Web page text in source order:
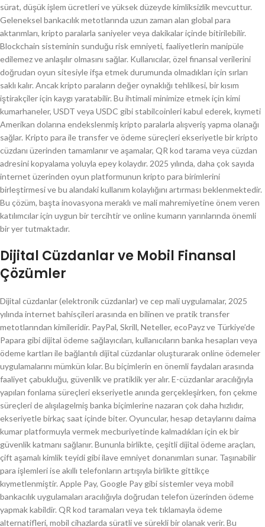
sürat, düşük işlem ücretleri ve yüksek düzeyde kimliksizlik mevcuttur.
Geleneksel bankacılık metotlarında uzun zaman alan global para
aktarımları, kripto paralarla saniyeler veya dakikalar içinde bitirilebilir.
Blockchain sisteminin sunduğu risk emniyeti, faaliyetlerin manipüle
edilemez ve anlaşılır olmasını sağlar. Kullanıcılar, özel finansal verilerini
doğrudan oyun sitesiyle ifşa etmek durumunda olmadıkları için sırları
saklı kalır. Ancak kripto paraların değer oynaklığı tehlikesi, bir kısım
iştirakçiler için kaygı yaratabilir. Bu ihtimali minimize etmek için kimi
kumarhaneler, USDT veya USDC gibi stabilcoinleri kabul ederek, kıymeti
Amerikan dolarına endekslenmiş kripto paralarla alışveriş yapma olanağı
sağlar. Kripto para ile transfer ve ödeme süreçleri ekseriyetle bir kripto
cüzdanı üzerinden tamamlanır ve aşamalar, QR kod tarama veya cüzdan
adresini kopyalama yoluyla epey kolaydır. 2025 yılında, daha çok sayıda
internet üzerinden oyun platformunun kripto para birimlerini
birleştirmesi ve bu alandaki kullanım kolaylığını artırması beklenmektedir.
Bu çözüm, başta inovasyona meraklı ve mali mahremiyetine önem veren
katılımcılar için uygun bir tercihtir ve online kumarın yarınlarında önemli
bir yer tutmaktadır.
Dijital Cüzdanlar ve Mobil Finansal
Çözümler
Dijital cüzdanlar (elektronik cüzdanlar) ve cep mali uygulamalar, 2025
yılında internet bahisçileri arasında en bilinen ve pratik transfer
metotlarından kimileridir. PayPal, Skrill, Neteller, ecoPayz ve Türkiye’de
Papara gibi dijital ödeme sağlayıcıları, kullanıcıların banka hesapları veya
ödeme kartları ile bağlantılı dijital cüzdanlar oluşturarak online ödemeler
uygulamalarını mümkün kılar. Bu biçimlerin en önemli faydaları arasında
faaliyet çabukluğu, güvenlik ve pratiklik yer alır. E-cüzdanlar aracılığıyla
yapılan fonlama süreçleri ekseriyetle anında gerçekleşirken, fon çekme
süreçleri de alışılagelmiş banka biçimlerine nazaran çok daha hızlıdır,
ekseriyetle birkaç saat içinde biter. Oyuncular, hesap detaylarını daima
kumar platformuyla vermek mecburiyetinde kalmadıkları için ek bir
güvenlik katmanı sağlanır. Bununla birlikte, çeşitli dijital ödeme araçları,
çift aşamalı kimlik teyidi gibi ilave emniyet donanımları sunar. Taşınabilir
para işlemleri ise akıllı telefonların artışıyla birlikte gittikçe
kıymetlenmiştir. Apple Pay, Google Pay gibi sistemler veya mobil
bankacılık uygulamaları aracılığıyla doğrudan telefon üzerinden ödeme
yapmak kabildir. QR kod taramaları veya tek tıklamayla ödeme
alternatifleri, mobil cihazlarda süratli ve sürekli bir olanak verir. Bu